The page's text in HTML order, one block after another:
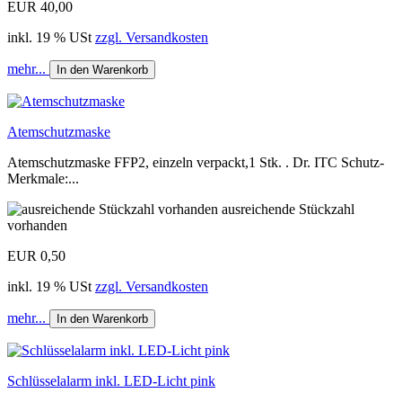
EUR 40,00
inkl. 19 % USt zzgl. Versandkosten
mehr... In den Warenkorb
Atemschutzmaske
Atemschutzmaske FFP2, einzeln verpackt,1 Stk. . Dr. ITC Schutz-
Merkmale:...
ausreichende Stückzahl
vorhanden
EUR 0,50
inkl. 19 % USt zzgl. Versandkosten
mehr... In den Warenkorb
Schlüsselalarm inkl. LED-Licht pink